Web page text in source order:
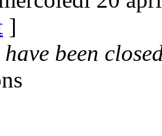
]
have been